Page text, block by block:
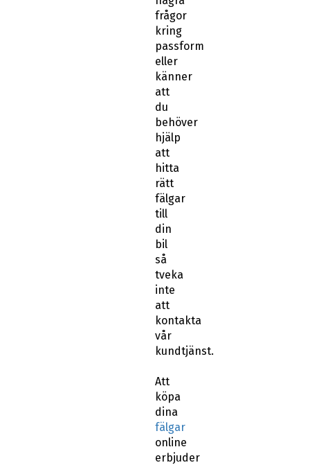
frågor
kring
passform
eller
känner
att
du
behöver
hjälp
att
hitta
rätt
fälgar
till
din
bil
så
tveka
inte
att
kontakta
vår
kundtjänst.
Att
köpa
dina
fälgar
online
erbjuder